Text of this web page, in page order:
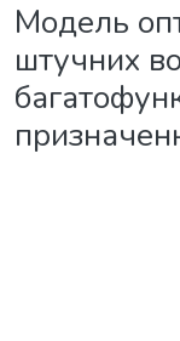
Модель
штучних